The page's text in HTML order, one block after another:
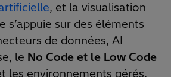
, et la visualisation
s’appuie sur des éléments
de données, AI
le No Code et le Low Code
les environnements gérés.